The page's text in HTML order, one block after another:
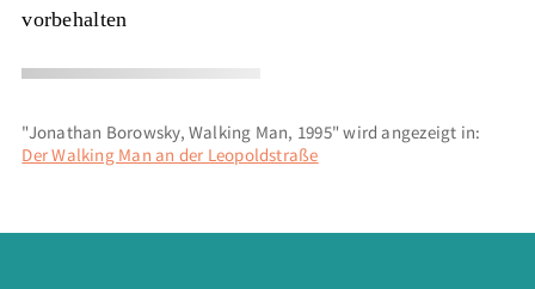
vorbehalten
"Jonathan Borowsky, Walking Man, 1995" wird angezeigt in:
Der Walking Man an der Leopoldstraße